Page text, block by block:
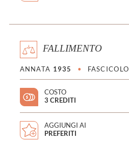
FALLIMENTO
ANNATA 1935 • FASCICOLO
COSTO
3 CREDITI
AGGIUNGI AI
PREFERITI